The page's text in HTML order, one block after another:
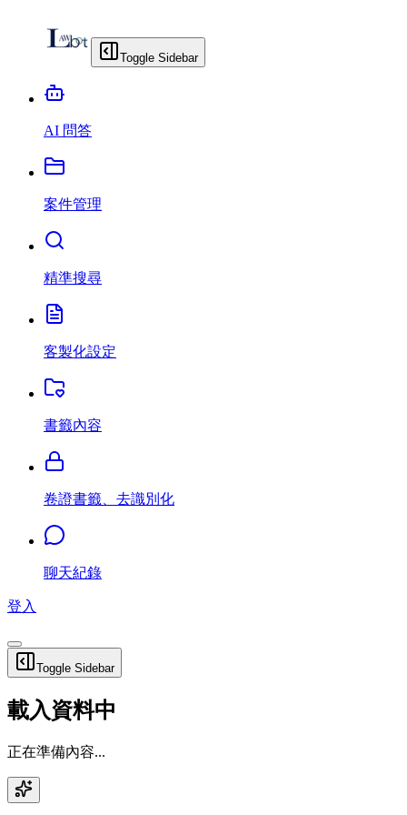
Toggle Sidebar
AI 問答
案件管理
精準搜尋
客製化設定
書籤內容
卷證書籤、去識別化
聊天紀錄
登入
Toggle Sidebar
載入資料中
正在準備內容...